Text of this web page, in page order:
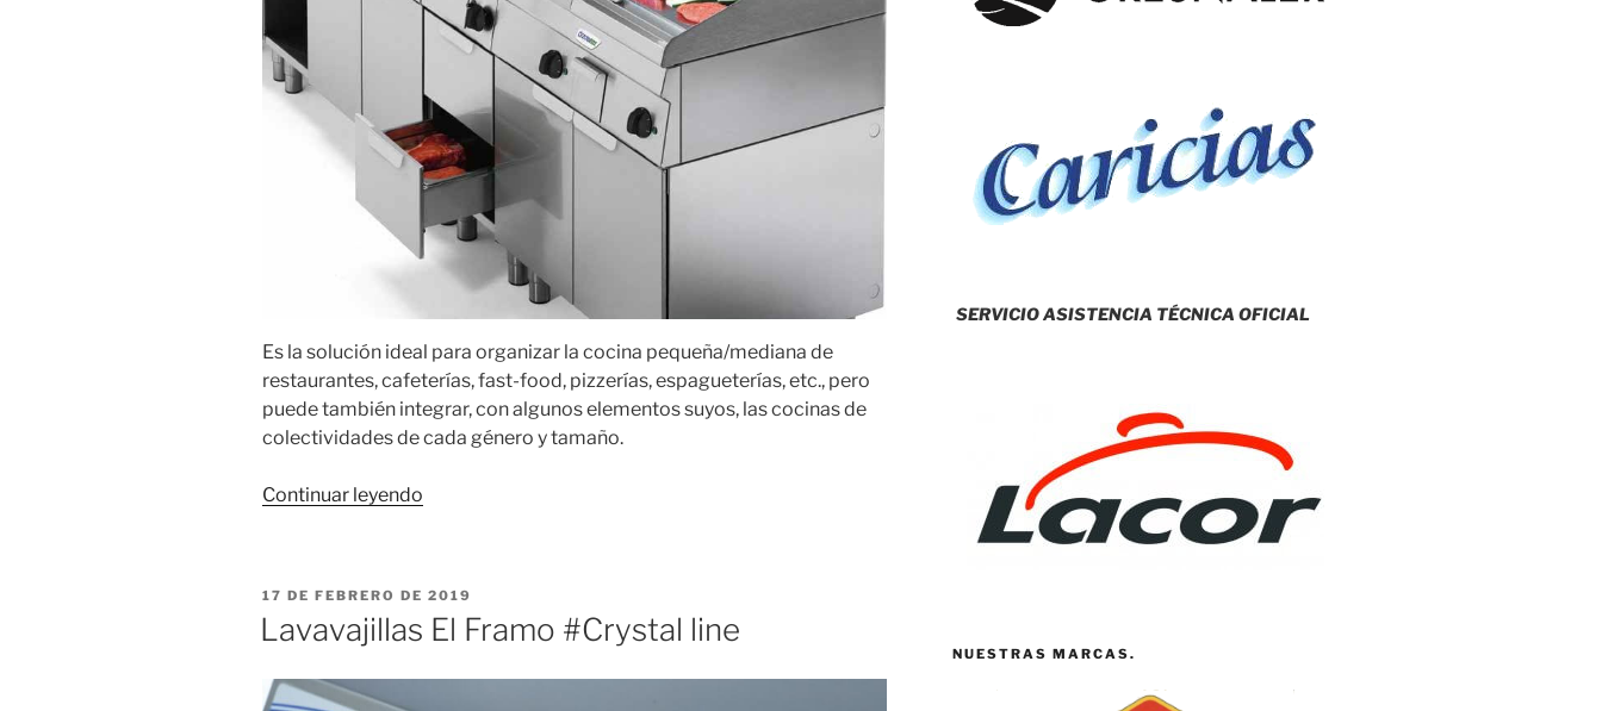
Es la solución ideal para organizar la cocina pequeña/mediana de
restaurantes, cafeterías, fast-food, pizzerías, espagueterías, etc., pero
puede también integrar, con algunos elementos suyos, las cocinas de
colectividades de cada género y tamaño.
Continuar leyendo
line»
PUBLICADO
EL
17 DE FEBRERO DE 2019
Lavavajillas El Framo #Crystal line
SERVICIO ASISTENCIA TÉCNICA OFICIAL
NUESTRAS MARCAS.